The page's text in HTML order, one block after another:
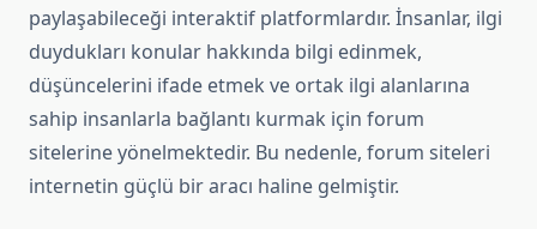
paylaşabileceği interaktif platformlardır. İnsanlar, ilgi
duydukları konular hakkında bilgi edinmek,
düşüncelerini ifade etmek ve ortak ilgi alanlarına
sahip insanlarla bağlantı kurmak için forum
sitelerine yönelmektedir. Bu nedenle, forum siteleri
internetin güçlü bir aracı haline gelmiştir.